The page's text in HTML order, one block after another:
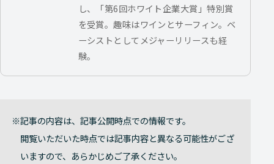
し、「第6回ホワイト企業大賞」特別賞
を受賞。趣味はワインとサーフィン。ベ
ーシストとしてメジャーリリースも経
験。
記事の内容は、記事公開時点での情報です。
閲覧いただいた時点では記事内容と異なる可能性がござ
いますので、あらかじめご了承ください。